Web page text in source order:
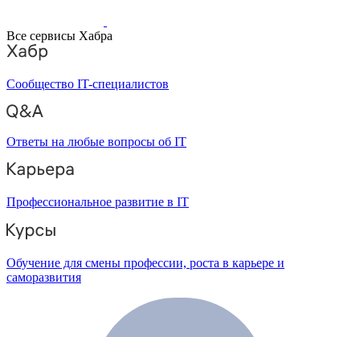
Все сервисы Хабра
Сообщество IT-специалистов
Ответы на любые вопросы об IT
Профессиональное развитие в IT
Обучение для смены профессии, роста в карьере и
саморазвития